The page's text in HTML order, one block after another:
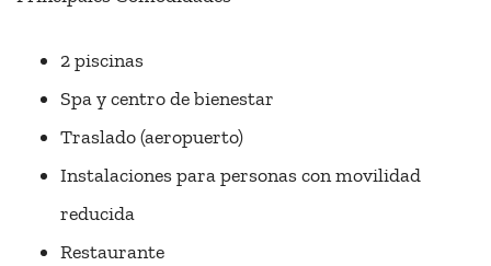
2 piscinas
Spa y centro de bienestar
Traslado (aeropuerto)
Instalaciones para personas con movilidad
reducida
Restaurante